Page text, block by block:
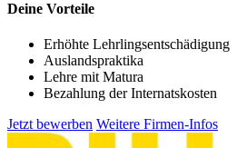
Deine Vorteile
Erhöhte Lehrlingsentschädigung
Auslandspraktika
Lehre mit Matura
Bezahlung der Internatskosten
Jetzt bewerben Weitere Firmen-Infos